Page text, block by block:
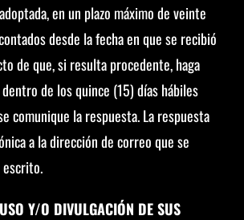
en un plazo máximo de veinte
desde la fecha en que se recibió
de que, si resulta procedente, haga
de los quince (15) días hábiles
comunique la respuesta. La respuesta
a la dirección de correo que se
Y/O DIVULGACIÓN DE SUS